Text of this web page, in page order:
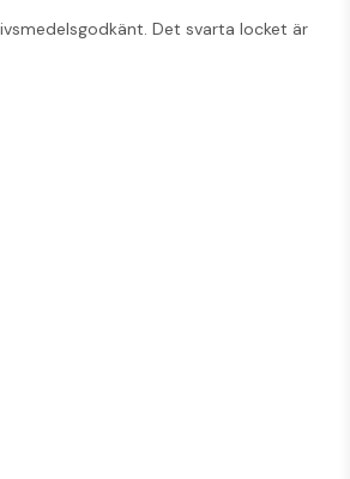
Det svarta locket är